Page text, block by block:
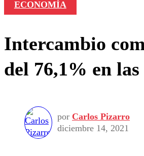
ECONOMÍA
Intercambio
del 76,1% en
por Carlos Pizarro
diciembre 14, 2021